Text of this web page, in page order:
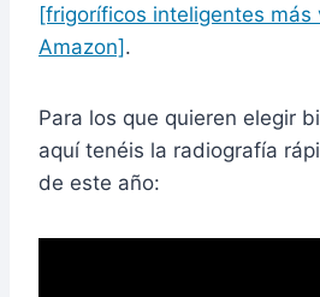
[frigoríficos inteligentes más
Amazon] .
Para los que quieren elegir
aquí tenéis la radiografía
de este año: